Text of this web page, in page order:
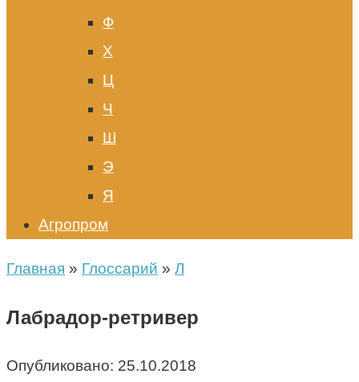
Ф
Х
Ц
Ч
Ш
Э
Я
Агропром
Главная » Глоссарий » Л
Лабрадор-ретривер
Опубликовано: 25.10.2018